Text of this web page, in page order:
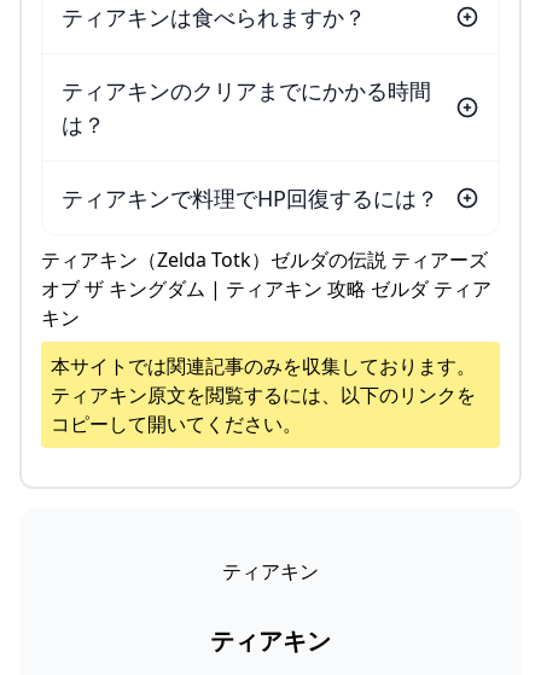
ティアキンは食べられますか？
ティアキンのクリアまでにかかる時間
は？
ティアキンで料理でHP回復するには？
ティアキン（Zelda Totk）ゼルダの伝説 ティアーズ
オブ ザ キングダム | ティアキン 攻略 ゼルダ ティア
キン
本サイトでは関連記事のみを収集しております。
ティアキン原文を閲覧するには、以下のリンクを
コピーして開いてください。
ティアキン
ティアキン